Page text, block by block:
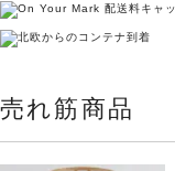
売れ筋商品